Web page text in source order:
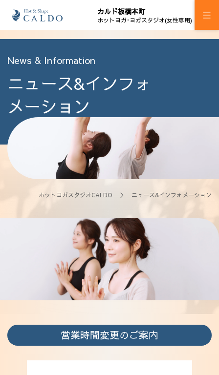
カルド板橋本町
ホットヨガ･ヨガスタジオ(女性専用)
施設案内
プログラム
スケジュール
ジム H!M板橋本町
加圧ボディメイキング
料金
News & Information
ニュース&インフォ
メーション
ホットヨガスタジオCALDO ＞ ニュース&インフォメーション
営業時間変更のご案内